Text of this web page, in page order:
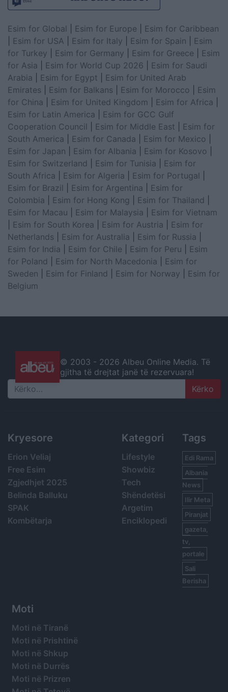
Esim for Global Esim for Europe
Esim for Caribbean
Esim for USA Esim for Italy Esim for Spain
Esim
for Turkey
Esim for Germany Esim for Greece
Esim
for Asia
Esim for World Cup 2026
Esim for Saudi
Arabia
Esim for Egypt
Esim for United Arab
Emirates
Esim for Balkans Esim for Morocco
Esim
for China
Esim for United Kingdom Esim for Africa
Esim for Latin America
Esim for GCC Gulf
Cooperation Council
Esim for Middle East
Esim for
South America
Esim for Canada Esim for Mexico
Esim for Japan
Esim for Albania Esim for Kosovo
Esim for Switzerland
Esim for Tunisia
Esim for
South Africa
Esim for Algeria Esim for Portugal
Esim for Brazil
Esim for Argentina
Esim for
Colombia
Esim for Hong Kong Esim for Thailand
Esim for Macau
Esim for Malaysia
Esim for Vietnam
Esim for South Korea Esim for Austria
Esim for
Netherlands
Esim for Australia Esim for Russia
Esim for India
Esim for Chile Esim for Peru
Esim
for Poland
Esim for North Macedonia
Esim for
Sweden
Esim for Finland Esim for Norway
Esim for
Belgium
© 2003 - 2026 Albeu Online Media. Të
gjitha të drejtat janë të rezervuara!
Search
Kryesore
Erion Veliaj
Free Esim
Zgjedhjet 2025
Belinda Balluku
SPAK
Kombëtarja
Kategori
Lifestyle
Showbiz
Tech
Shëndetësi
Argetim
Enciklopedi
Tags
Edi Rama
Albania
News
Ilir Meta
Piranjat
gazeta,
tv,
portale
Sali
Berisha
Moti
Moti në Tiranë
Moti në Prishtinë
Moti në Shkup
Moti në Durrës
Moti në Prizren